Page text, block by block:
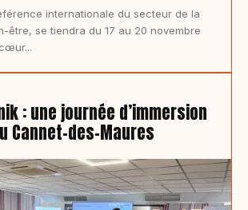
internationale du secteur de la
être, se tiendra du 17 au 20 novembre
: une journée d’immersion
Cannet-des-Maures